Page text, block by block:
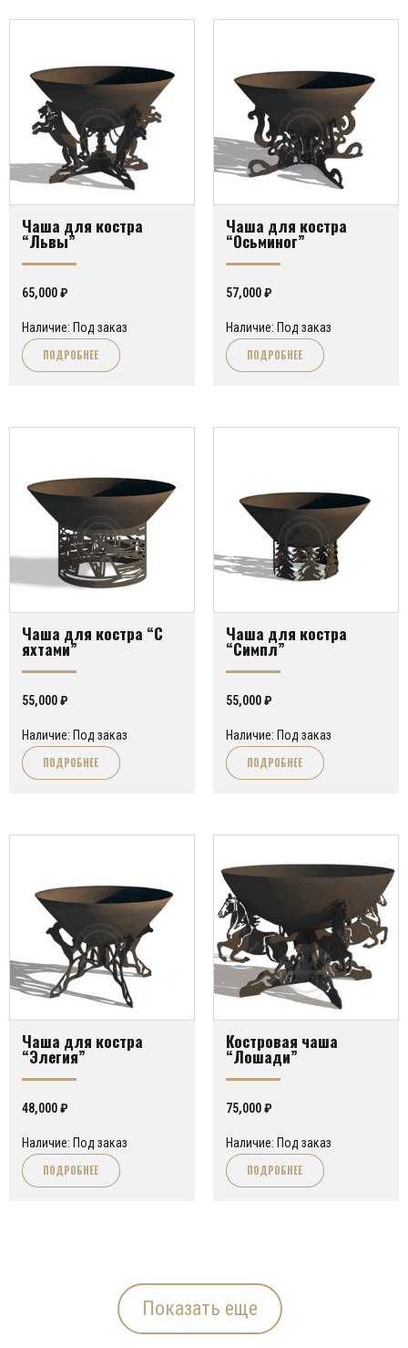
Чаша для костра
“Львы”
65,000₽
Наличие: Под заказ
ПОДРОБНЕЕ
Чаша для костра
“Осьминог”
57,000₽
Наличие: Под заказ
ПОДРОБНЕЕ
Чаша для костра “С
яхтами”
55,000₽
Наличие: Под заказ
ПОДРОБНЕЕ
Чаша для костра
“Симпл”
55,000₽
Наличие: Под заказ
ПОДРОБНЕЕ
Чаша для костра
“Элегия”
48,000₽
Наличие: Под заказ
ПОДРОБНЕЕ
Костровая чаша
“Лошади”
75,000₽
Наличие: Под заказ
ПОДРОБНЕЕ
Показать еще